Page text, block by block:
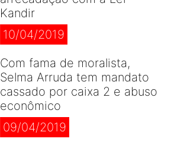
Kandir
10/04/2019
Com fama de moralista,
Selma Arruda tem mandato
cassado por caixa 2 e abuso
econômico
09/04/2019